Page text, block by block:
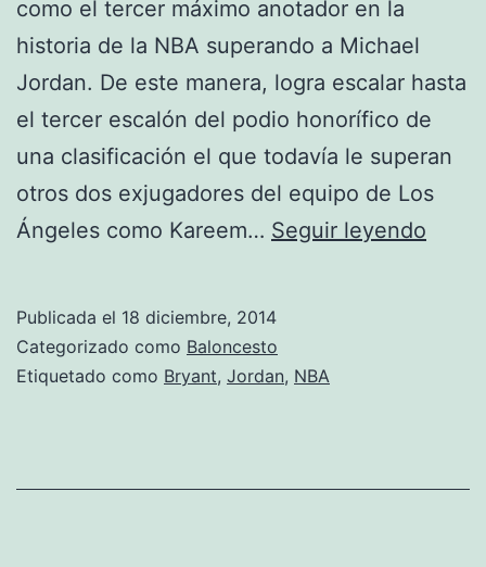
como el tercer máximo anotador en la
historia de la NBA superando a Michael
Jordan. De este manera, logra escalar hasta
el tercer escalón del podio honorífico de
una clasificación el que todavía le superan
otros dos exjugadores del equipo de Los
Ángeles como Kareem… Seguir leyendo
Publicada el 18 diciembre, 2014
Categorizado como Baloncesto
Etiquetado como Bryant, Jordan, NBA